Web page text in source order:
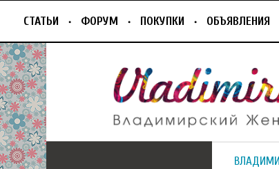
СТАТЬИ ФОРУМ ПОКУПКИ ОБЪЯВЛЕНИЯ